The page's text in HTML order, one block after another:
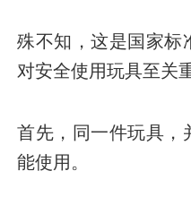
殊不知，这是国家标
对安全使用玩具至关
首先，同一件玩具，
能使用。